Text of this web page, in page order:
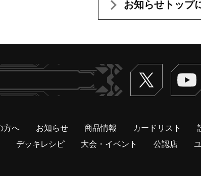
お知らせトップ
Twitter
方へ お知らせ 商品情報 カードリスト
デッキレシピ
大会・イベント 公認店